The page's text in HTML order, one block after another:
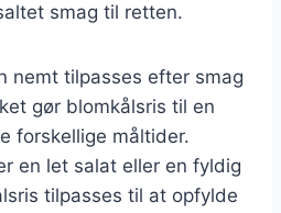
smag til retten.
nemt tilpasses efter smag
gør blomkålsris til en
forskellige måltider.
en let salat eller en fyldig
tilpasses til at opfylde